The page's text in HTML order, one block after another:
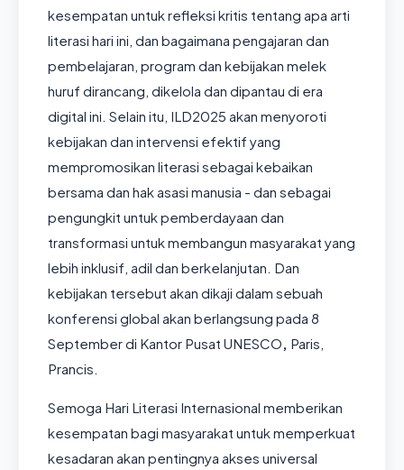
kesempatan untuk refleksi kritis tentang apa arti
literasi hari ini, dan bagaimana pengajaran dan
pembelajaran, program dan kebijakan melek
huruf dirancang, dikelola dan dipantau di era
digital ini. Selain itu, ILD2025 akan menyoroti
kebijakan dan intervensi efektif yang
mempromosikan literasi sebagai kebaikan
bersama dan hak asasi manusia - dan sebagai
pengungkit untuk pemberdayaan dan
transformasi untuk membangun masyarakat yang
lebih inklusif, adil dan berkelanjutan. Dan
kebijakan tersebut akan dikaji dalam sebuah
konferensi global akan berlangsung pada 8
September di Kantor Pusat UNESCO, Paris,
Prancis.
Semoga Hari Literasi Internasional memberikan
kesempatan bagi masyarakat untuk memperkuat
kesadaran akan pentingnya akses universal